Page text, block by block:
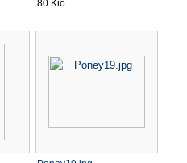
80 Kio